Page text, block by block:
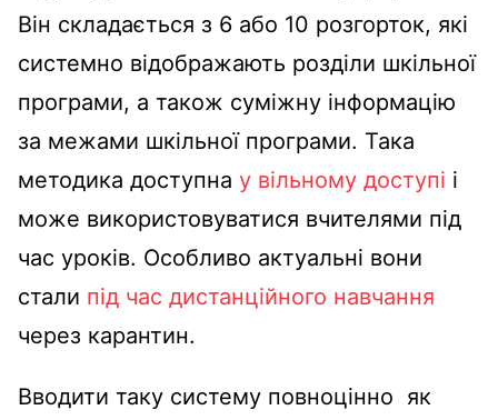
Він складається з 6 або 10 розгорток, які
системно відображають розділи шкільної
програми, а також суміжну інформацію
за межами шкільної програми. Така
методика доступна у вільному доступі і
може використовуватися вчителями під
час уроків. Особливо актуальні вони
стали під час дистанційного навчання
через карантин.
Вводити таку систему повноцінно як